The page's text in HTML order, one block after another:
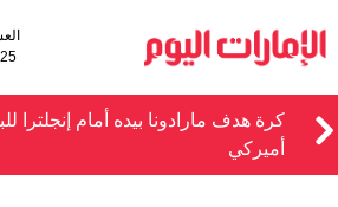
كرة هدف مارادونا بيده أمام إنجلترا
أميركي